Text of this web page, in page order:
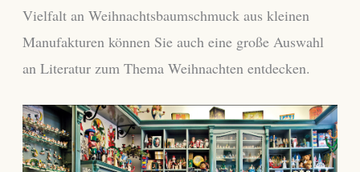
Vielfalt an Weihnachtsbaumschmuck aus kleinen
Manufakturen können Sie auch eine große Auswahl
an Literatur zum Thema Weihnachten entdecken.